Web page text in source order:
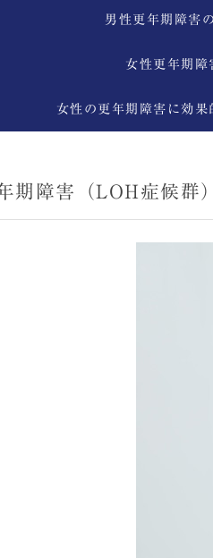
男性更年期障害
女性更年期障
女性の更年期障害に効果
期障害（LOH症候群）